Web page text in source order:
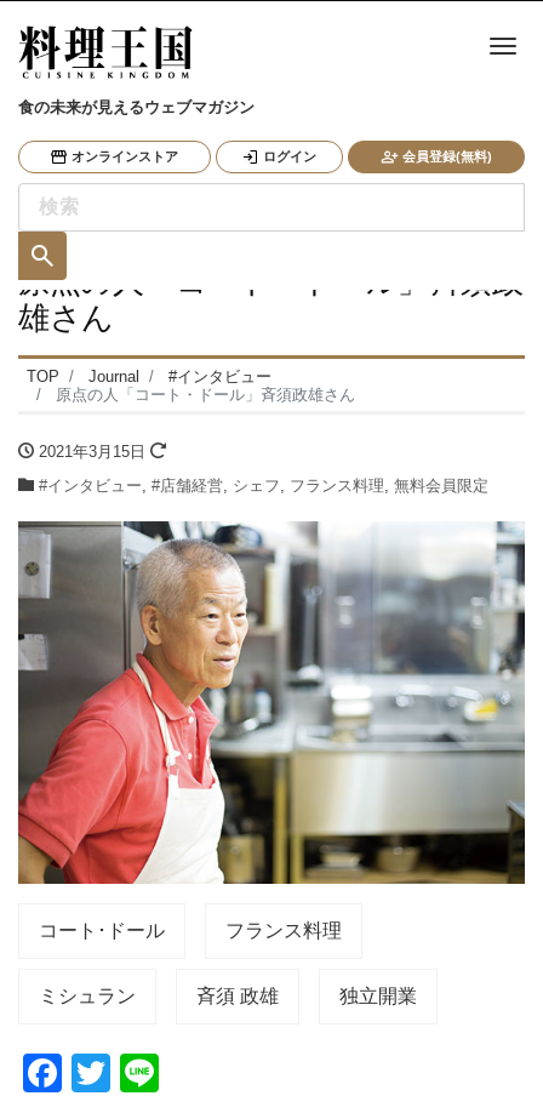
食の未来が見えるウェブマガジン
オンラインストア ログイン 会員登録(無料)
ナ
原点の人「コート・ドール」斉須政
雄さん
TOP Journal
#インタビュー
原点の人「コート・ドール」斉須政雄さん
2021年3月15日
#インタビュー, #店舗経営, シェフ, フランス料理, 無料会員限定
コート･ドール フランス料理
ミシュラン 斉須 政雄 独立開業
F
T